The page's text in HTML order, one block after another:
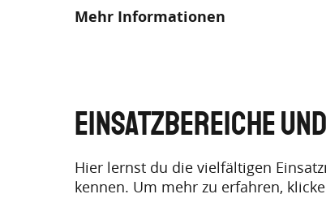
Mehr Informationen
EINSATZBEREICHE
Hier lernst du die vielfältigen
kennen. Um mehr zu erfahren,